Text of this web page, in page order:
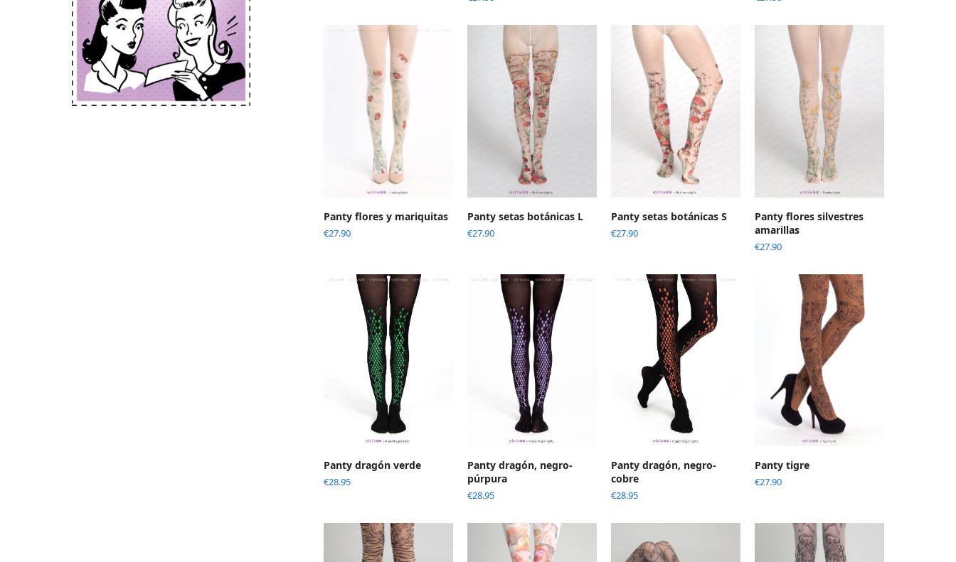
Panty flores y mariquitas
€27.90
Panty setas botánicas L
€27.90
Panty setas botánicas S
€27.90
Panty flores silvestres
amarillas
€27.90
Panty dragón verde
€28.95
Panty dragón, negro-
púrpura
€28.95
Panty dragón, negro-
cobre
€28.95
Panty tigre
€27.90